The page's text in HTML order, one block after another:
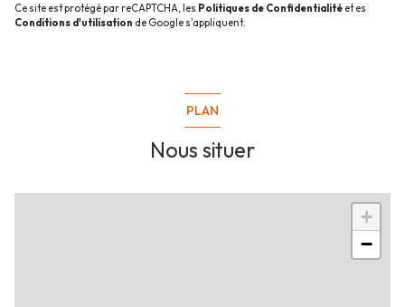
Ce site est protégé par reCAPTCHA, les Politiques de Confidentialité et es
Conditions d'utilisation de Google s'appliquent.
PLAN
Nous situer
+
−